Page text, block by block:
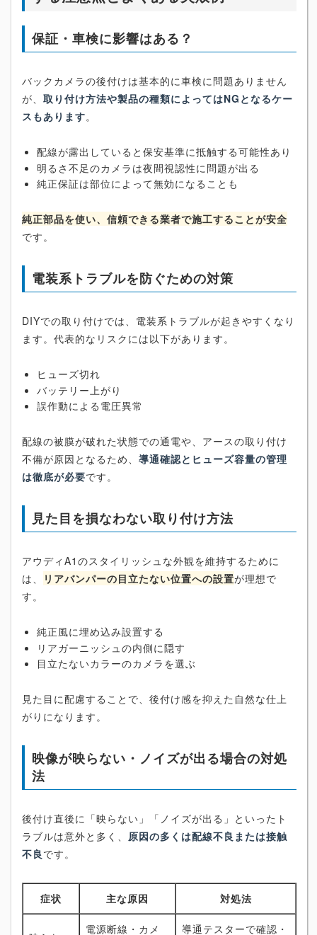
保証・車検に影響はある？
バックカメラの後付けは基本的に車検に問題ありません
が、 取り付け方法や製品の種類によってはNGとなるケー
スもあります。
配線が露出していると保安基準に抵触する可能性あり
明るさ不足のカメラは夜間視認性に問題が出る
純正保証は部位によって無効になることも
純正部品を使い、信頼できる業者で施工することが安全
です。
電装系トラブルを防ぐための対策
DIYでの取り付けでは、電装系トラブルが起きやすくなり
ます。代表的なリスクには以下があります。
ヒューズ切れ
バッテリー上がり
誤作動による電圧異常
配線の被膜が破れた状態での通電や、アースの取り付け
不備が原因となるため、 導通確認とヒューズ容量の管理
は徹底が必要です。
見た目を損なわない取り付け方法
アウディA1のスタイリッシュな外観を維持するために
は、
リアバンパーの目立たない位置への設置が理想で
す。
純正風に埋め込み設置する
リアガーニッシュの内側に隠す
目立たないカラーのカメラを選ぶ
見た目に配慮することで、後付け感を抑えた自然な仕上
がりになります。
映像が映らない・ノイズが出る場合の対処
法
後付け直後に「映らない」「ノイズが出る」といったト
ラブルは意外と多く、 原因の多くは配線不良または接触
不良です。
症状 主な原因 対処法
電源断線・カメ
導通テスターで確認・